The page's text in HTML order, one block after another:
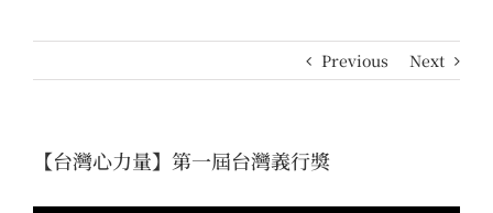
Previous Next
【台灣心力量】第一屆台灣義行獎